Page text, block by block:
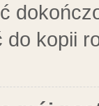
do kopii